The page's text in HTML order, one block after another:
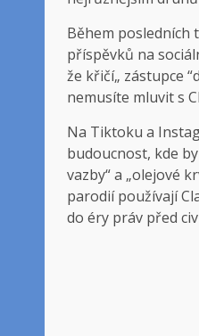
Během posledních
příspěvků na
že křičí„ zástupce
nemusíte mluvit s
Na Tiktoku a
budoucnost, kde
vazby“ a „olejové
parodií používají
do éry práv před